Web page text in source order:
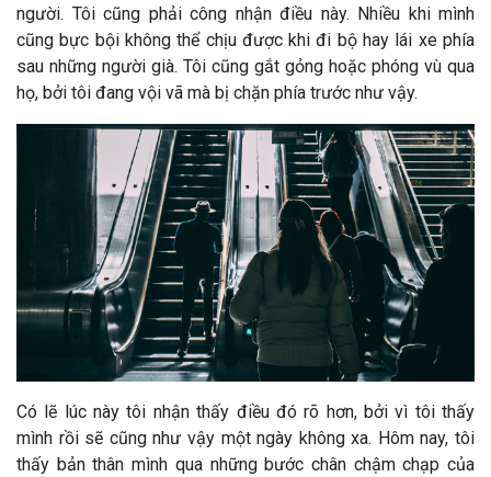
người. Tôi cũng phải công nhận điều này. Nhiều khi mình
cũng bực bội không thể chịu được khi đi bộ hay lái xe phía
sau những người già. Tôi cũng gắt gỏng hoặc phóng vù qua
họ, bởi tôi đang vội vã mà bị chặn phía trước như vậy.
Có lẽ lúc này tôi nhận thấy điều đó rõ hơn, bởi vì tôi thấy
mình rồi sẽ cũng như vậy một ngày không xa. Hôm nay, tôi
thấy bản thân mình qua những bước chân chậm chạp của